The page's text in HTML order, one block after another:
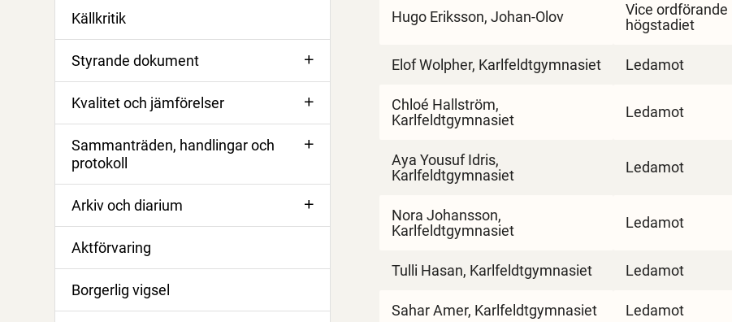
Källkritik
Styrande dokument
Kvalitet och jämförelser
Sammanträden, handlingar och
protokoll
Arkiv och diarium
Aktförvaring
Borgerlig vigsel
Hugo Eriksson, Johan-Olov
Vice ordförande
högstadiet
Elof Wolpher, Karlfeldtgymnasiet Ledamot
Chloé Hallström,
Karlfeldtgymnasiet
Ledamot
Aya Yousuf Idris,
Karlfeldtgymnasiet
Ledamot
Nora Johansson,
Karlfeldtgymnasiet
Ledamot
Tulli Hasan, Karlfeldtgymnasiet Ledamot
Sahar Amer, Karlfeldtgymnasiet Ledamot